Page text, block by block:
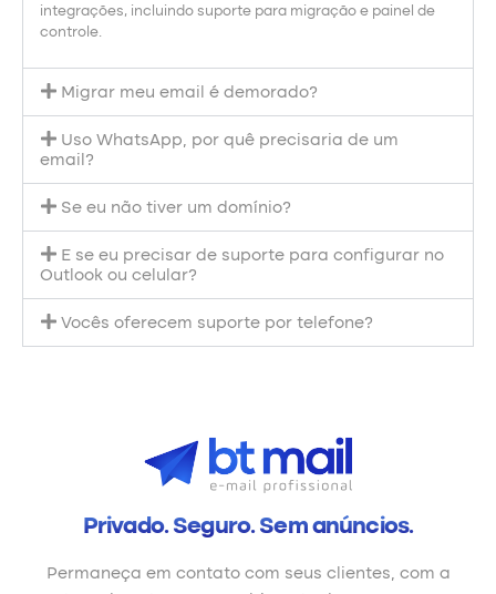
integrações, incluindo suporte para migração e painel de
controle.
Migrar meu email é demorado?
Uso WhatsApp, por quê precisaria de um
email?
Se eu não tiver um domínio?
E se eu precisar de suporte para configurar no
Outlook ou celular?
Vocês oferecem suporte por telefone?
Privado. Seguro. Sem anúncios.
Permaneça em contato com seus clientes, com a